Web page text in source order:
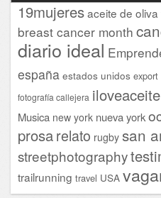
19mujeresaceite de
breast cancer month
diario ideal
españa estados unidos export
fotografía callejera iloveaceite
Musica new york nueva york
prosarelato rugby san
streetphotography
trailrunning travel USA